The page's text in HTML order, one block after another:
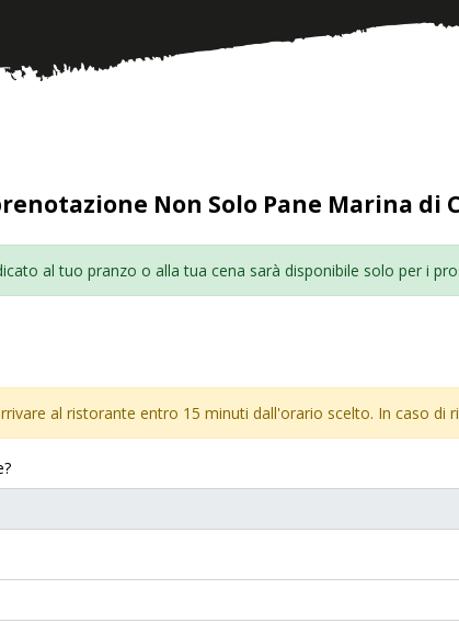
Non Solo Pane Marina di
al tuo pranzo o alla tua cena sarà disponibile solo per i
al ristorante entro 15 minuti dall'orario scelto. In caso